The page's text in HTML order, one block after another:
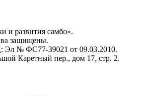
и развития самбо».
защищены.
: Эл № ФС77-39021 от 09.03.2010.
Каретный пер., дом 17, стр. 2.